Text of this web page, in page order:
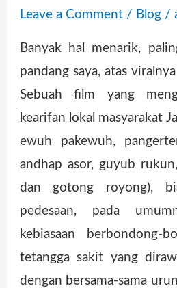
Leave a Comment / Blog/
Banyak hal menarik,
pandang saya, atas
Sebuah film yang
kearifan lokal masyarakat
ewuh pakewuh,
andhap asor, guyub
dan gotong royong),
pedesaan, pada
kebiasaan berbondong-
tetangga sakit yang
dengan bersama-sama